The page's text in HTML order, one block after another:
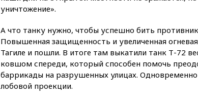
уничтожение».
А что танку нужно, чтобы успешно бить
Повышенная защищенность и увеличенная
Тагиле и пошли. В итоге там выкатили танк Т-72
ковшом спереди, который способен помочь
баррикады на разрушенных улицах.
лобовой проекции.